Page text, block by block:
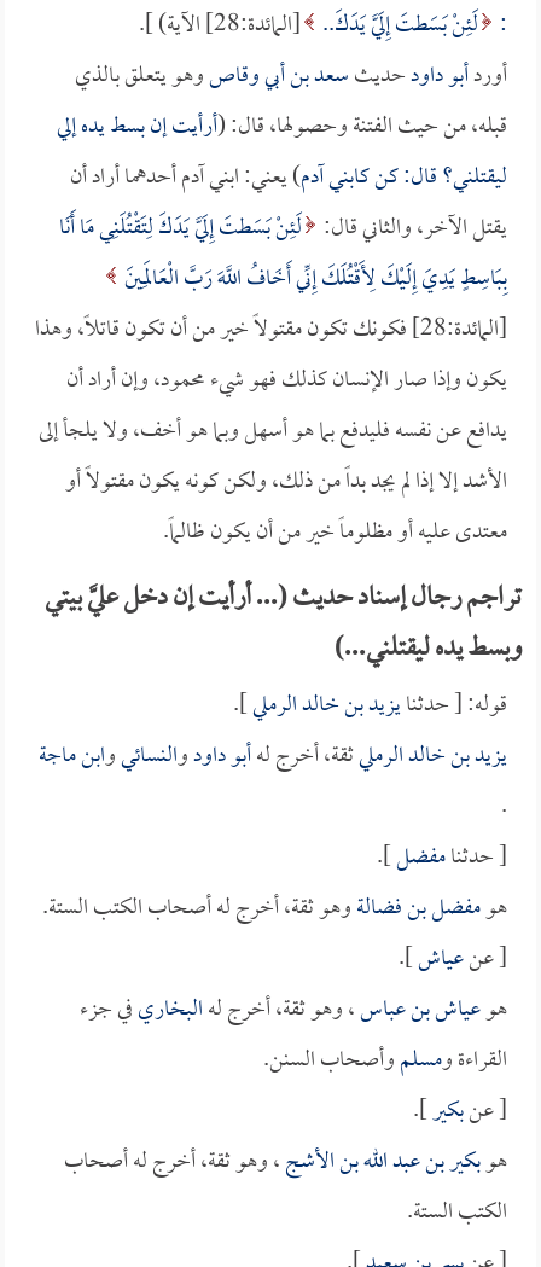
: لَئِنْ بَسَطتَ إِلَيَّ يَدَكَ.. [المائدة:28] الآية) ].
أوردأبو داودحديثسعد بن أبي وقاصوهو يتعلق بالذي
قبله، من حيث الفتنة وحصولها، قال: (أرأيت إن بسط يده إلي
ليقتلني؟ قال: كن كابني آدم) يعني: ابني آدم أحدهما أراد أن
يقتل الآخر، والثاني قال: لَئِنْ بَسَطتَ إِلَيَّ يَدَكَ لِتَقْتُلَنِي مَا أَنَا
بِبَاسِطٍ يَدِيَ إِلَيْكَ لِأَقْتُلَكَ إِنِّي أَخَافُ اللَّهَ رَبَّ الْعَالَمِينَ
[المائدة:28] فكونك تكون مقتولاً خير من أن تكون قاتلاً، وهذا
يكون وإذا صار الإنسان كذلك فهو شيء محمود، وإن أراد أن
يدافع عن نفسه فليدفع بما هو أسهل وبما هو أخف، ولا يلجأ إلى
الأشد إلا إذا لم يجد بداً من ذلك، ولكن كونه يكون مقتولاً أو
معتدى عليه أو مظلوماً خير من أن يكون ظالماً.
تراجم رجال إسناد حديث (... أرأيت إن دخل عليَّ بيتي
وبسط يده ليقتلني...)
قوله: [ حدثنايزيد بن خالد الرملي].
يزيد بن خالد الرمليثقة، أخرج لهأبو داودوالنسائيوابن ماجة
.
[ حدثنامفضل].
هومفضل بن فضالةوهو ثقة، أخرج له أصحاب الكتب الستة.
[ عنعياش].
هوعياش بن عباس، وهو ثقة، أخرج لهالبخاريفي جزء
القراءة ومسلموأصحاب السنن.
[ عنبكير].
هوبكير بن عبد الله بن الأشج، وهو ثقة، أخرج له أصحاب
الكتب الستة.